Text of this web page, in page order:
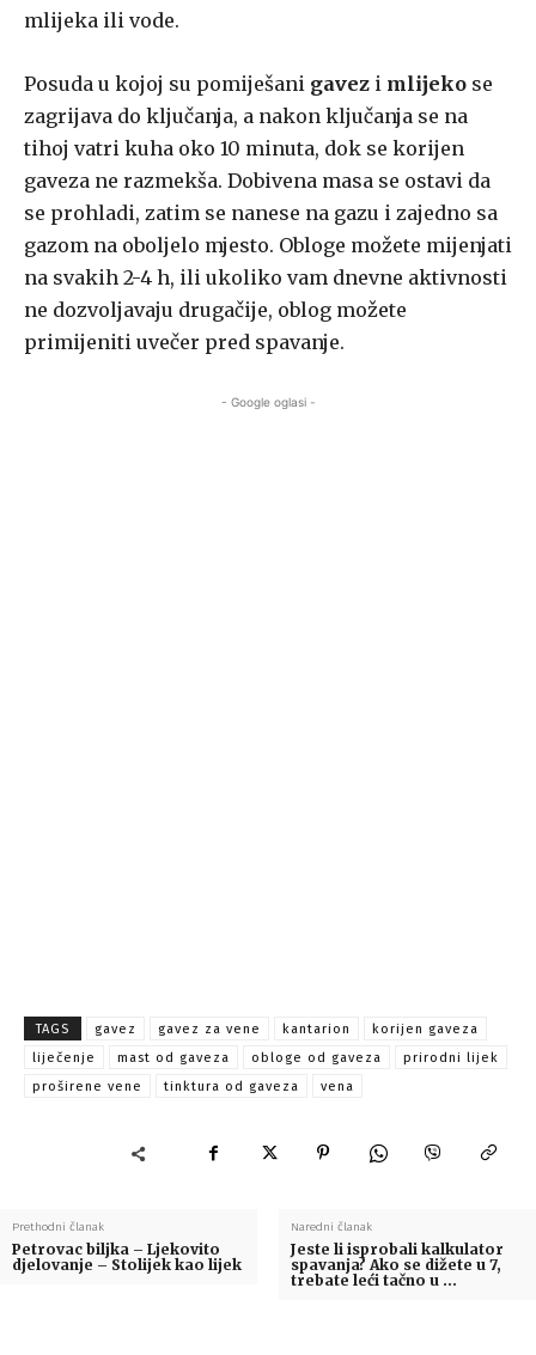
mlijeka ili vode.
Posuda u kojoj su pomiješani gavez i mlijeko se
zagrijava do ključanja, a nakon ključanja se na
tihoj vatri kuha oko 10 minuta, dok se korijen
gaveza ne razmekša. Dobivena masa se ostavi da
se prohladi, zatim se nanese na gazu i zajedno sa
gazom na oboljelo mjesto. Obloge možete mijenjati
na svakih 2-4 h, ili ukoliko vam dnevne aktivnosti
ne dozvoljavaju drugačije, oblog možete
primijeniti uvečer pred spavanje.
- Google oglasi -
TAGS gavez gavez za vene kantarion
korijen gaveza
liječenje
mast od gaveza obloge od gaveza
prirodni lijek
proširene vene
tinktura od gaveza vena
Prethodni članak
Petrovac biljka – Ljekovito
djelovanje – Stolijek kao lijek
Naredni članak
Jeste li isprobali kalkulator
spavanja? Ako se dižete u 7,
trebate leći tačno u …